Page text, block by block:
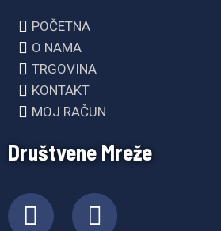
POČETNA
O NAMA
TRGOVINA
KONTAKT
MOJ RAČUN
Društvene Mreže
F
I